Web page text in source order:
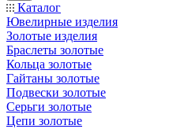
Каталог
Ювелирные изделия
Золотые изделия
Браслеты золотые
Кольца золотые
Гайтаны золотые
Подвески золотые
Серьги золотые
Цепи золотые